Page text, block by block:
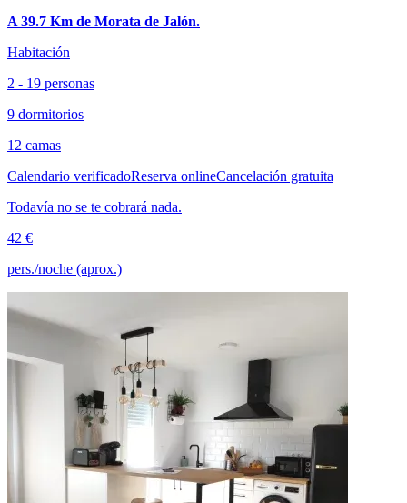
A 39.7 Km de Morata de Jalón.
Habitación
2 - 19 personas
9 dormitorios
12 camas
Calendario verificadoReserva onlineCancelación gratuita
Todavía no se te cobrará nada.
42 €
pers./noche (aprox.)